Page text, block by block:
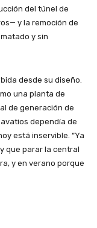
del túnel de
y la remoción de
y sin
desde su diseño.
una planta de
de generación de
dependía de
está inservible. “Ya
que parar la central
y en verano porque